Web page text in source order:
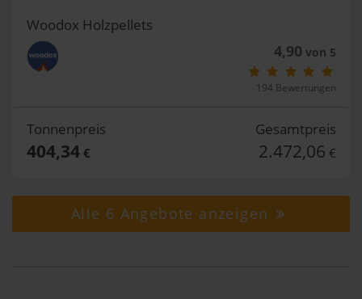
Woodox Holzpellets
4,90 von 5
194 Bewertungen
Tonnenpreis
404,34€
Gesamtpreis
2.472,06 €
Alle 6 Angebote anzeigen